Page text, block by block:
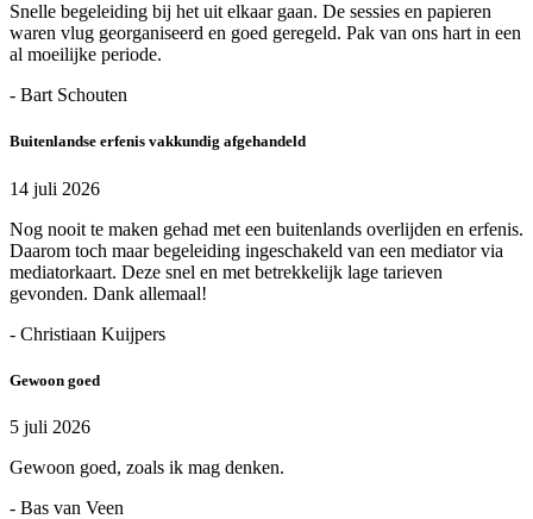
Snelle begeleiding bij het uit elkaar gaan. De sessies en papieren
waren vlug georganiseerd en goed geregeld. Pak van ons hart in een
al moeilijke periode.
- Bart Schouten
Buitenlandse erfenis vakkundig afgehandeld
14 juli 2026
Nog nooit te maken gehad met een buitenlands overlijden en erfenis.
Daarom toch maar begeleiding ingeschakeld van een mediator via
mediatorkaart. Deze snel en met betrekkelijk lage tarieven
gevonden. Dank allemaal!
- Christiaan Kuijpers
Gewoon goed
5 juli 2026
Gewoon goed, zoals ik mag denken.
- Bas van Veen